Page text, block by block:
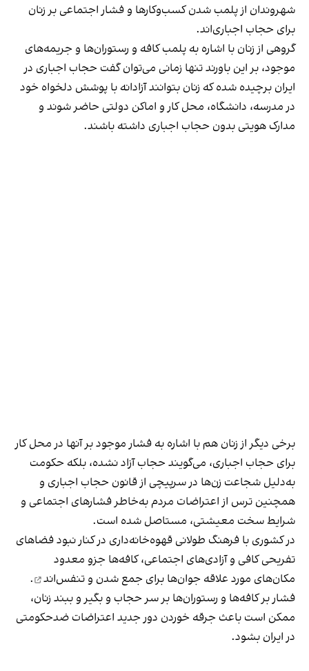
شهروندان از پلمب شدن کسب‌وکارها و فشار اجتماعی بر زنان
برای حجاب اجباری‌اند.
گروهی از زنان با اشاره به پلمب کافه و رستوران‌ها و جریمه‌های
موجود، بر این باورند تنها زمانی می‌توان گفت حجاب اجباری در
ایران برچیده شده که زنان بتوانند آزادانه با پوشش دلخواه خود
در مدرسه، دانشگاه، محل کار و اماکن دولتی حاضر شوند و
مدارک هویتی بدون حجاب اجباری داشته باشند.
برخی دیگر از زنان هم با اشاره به فشار موجود بر آنها در محل کار
برای حجاب اجباری، می‌گویند حجاب آزاد نشده، بلکه حکومت
به‌دلیل شجاعت زن‌ها در سرپیچی از قانون حجاب اجباری و
همچنین ترس از اعتراضات مردم به‌خاطر فشارهای اجتماعی و
شرایط سخت معیشتی، مستاصل شده است.
در کشوری با فرهنگ طولانی قهوه‌‌خانه‌داری در کنار نبود فضاهای
تفریحی کافی و آزادی‌های اجتماعی، کافه‌ها جزو معدود
مکان‌های مورد علاقه جوان‌ها برای جمع شدن و تنفس‌اند
.
فشار بر کافه‌ها و رستوران‌ها بر سر حجاب و بگیر و ببند زنان،
ممکن است باعث جرقه خوردن دور جدید اعتراضات ضدحکومتی
در ایران بشود.